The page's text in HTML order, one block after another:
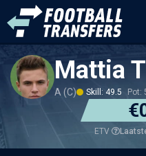
Mattia
A (C) Skill: 49.5 Pot:
ETV